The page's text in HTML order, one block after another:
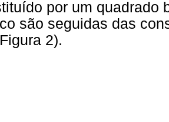
por um quadrado
são seguidas das
2).